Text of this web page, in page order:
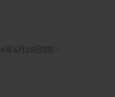
年6月18日 (四 )。